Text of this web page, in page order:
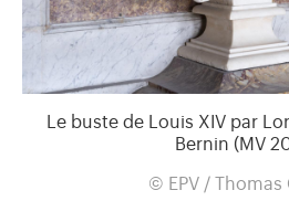
Le buste de Louis XIV par
Bernin (MV
© EPV / Thomas